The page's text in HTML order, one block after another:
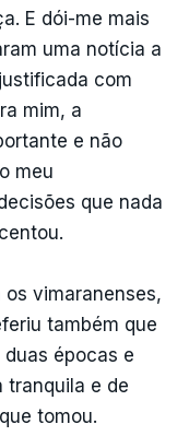
E dói-me mais
uma notícia a
com
mim, a
e não
meu
que nada
vimaranenses,
também que
épocas e
tranquila e de
tomou.